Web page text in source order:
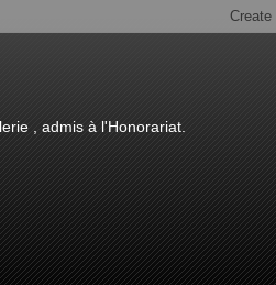
, admis à l'Honorariat.